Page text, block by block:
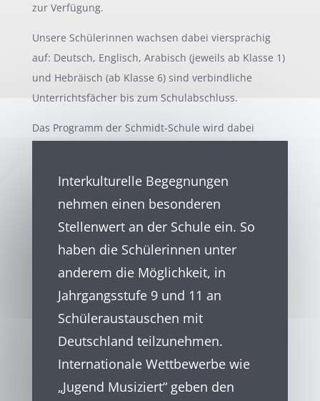
zur Verfügung.
Unsere Schülerinnen wachsen dabei viersprachig
auf: Deutsch, Englisch, Arabisch (jeweils ab Klasse 1)
und Hebräisch (ab Klasse 6) sind verbindliche
Unterrichtsfächer bis zum Schulabschluss.
Das Programm der Schmidt-Schule wird dabei
United Nation, Musik und Sport-AGs.
Interkulturelle Begegnungen
nehmen einen besonderen
Stellenwert an der Schule ein. So
haben die Schülerinnen unter
anderem die Möglichkeit, in
Jahrgangsstufe 9 und 11 an
Schüleraustauschen mit
Deutschland teilzunehmen.
Internationale Wettbewerbe wie
„Jugend Musiziert“ geben den